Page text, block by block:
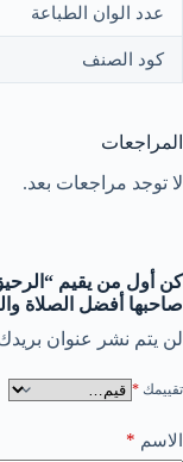
عدد الوان الطباعة
كود الصنف
المراجعات
لا توجد مراجعات بعد.
كن أول من يقيم
صاحبها أفضل الصلاة
لن يتم نشر عنوان بريدك
تقييمك *
الاسم *